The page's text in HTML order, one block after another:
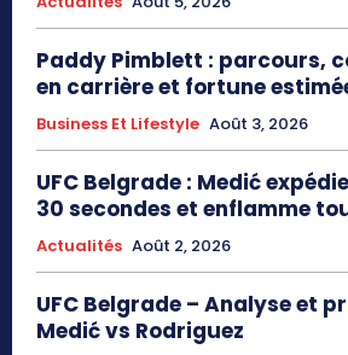
Paddy Pimblett : parcours,
en carrière et fortune
Business Et Lifestyle Août 3, 2026
UFC Belgrade : Medić
30 secondes et enflamme
Actualités Août 2, 2026
UFC Belgrade – Analyse et
Medić vs Rodriguez